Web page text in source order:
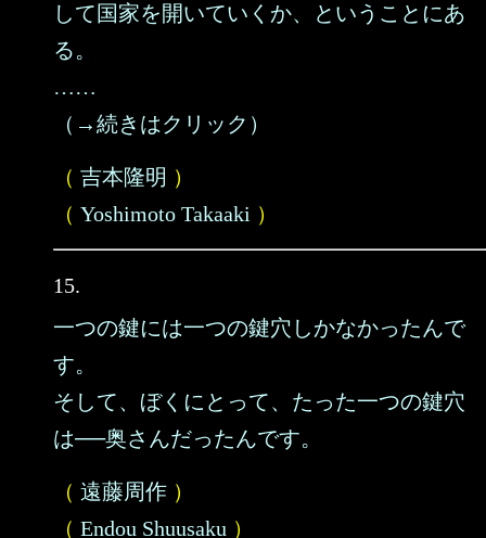
して国家を開いていくか、ということにあ
る。
……
（→続きはクリック）
（ 吉本隆明 ）
（ Yoshimoto Takaaki ）
15.
一つの鍵には一つの鍵穴しかなかったんで
す。
そして、ぼくにとって、たった一つの鍵穴
は──奥さんだったんです。
（ 遠藤周作 ）
（ Endou Shuusaku ）